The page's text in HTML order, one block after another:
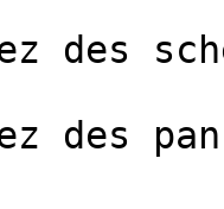
des
des